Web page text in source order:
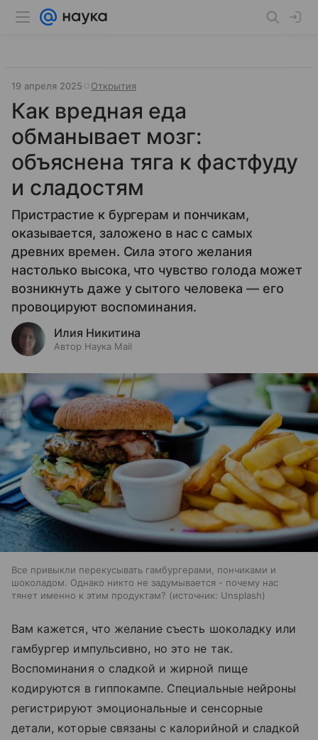
19 апреля 2025 Открытия
Как вредная еда
обманывает мозг:
объяснена тяга к фастфуду
и сладостям
Пристрастие к бургерам и пончикам,
оказывается, заложено в нас с самых
древних времен. Сила этого желания
настолько высока, что чувство голода может
возникнуть даже у сытого человека — его
провоцируют воспоминания.
Илия Никитина
Автор Наука Mail
Все привыкли перекусывать гамбургерами, пончиками и
шоколадом. Однако никто не задумывается - почему нас
тянет именно к этим продуктам?
источник: Unsplash
Вам кажется, что желание съесть шоколадку или
гамбургер импульсивно, но это не так.
Воспоминания о сладкой и жирной пище
кодируются в гиппокампе. Специальные нейроны
регистрируют эмоциональные и сенсорные
детали, которые связаны с калорийной и сладкой